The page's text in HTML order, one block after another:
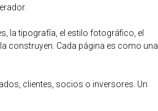
la tipografía, el estilo fotográfico, el
construyen. Cada página es como una
clientes, socios o inversores. Un